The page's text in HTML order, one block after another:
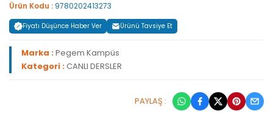
Ürün Kodu : 9780202413273
Fiyatı Düşünce Haber Ver Ürünü Tavsiye Et
Marka :Pegem Kampüs
Kategori :CANLI DERSLER
PAYLAŞ :